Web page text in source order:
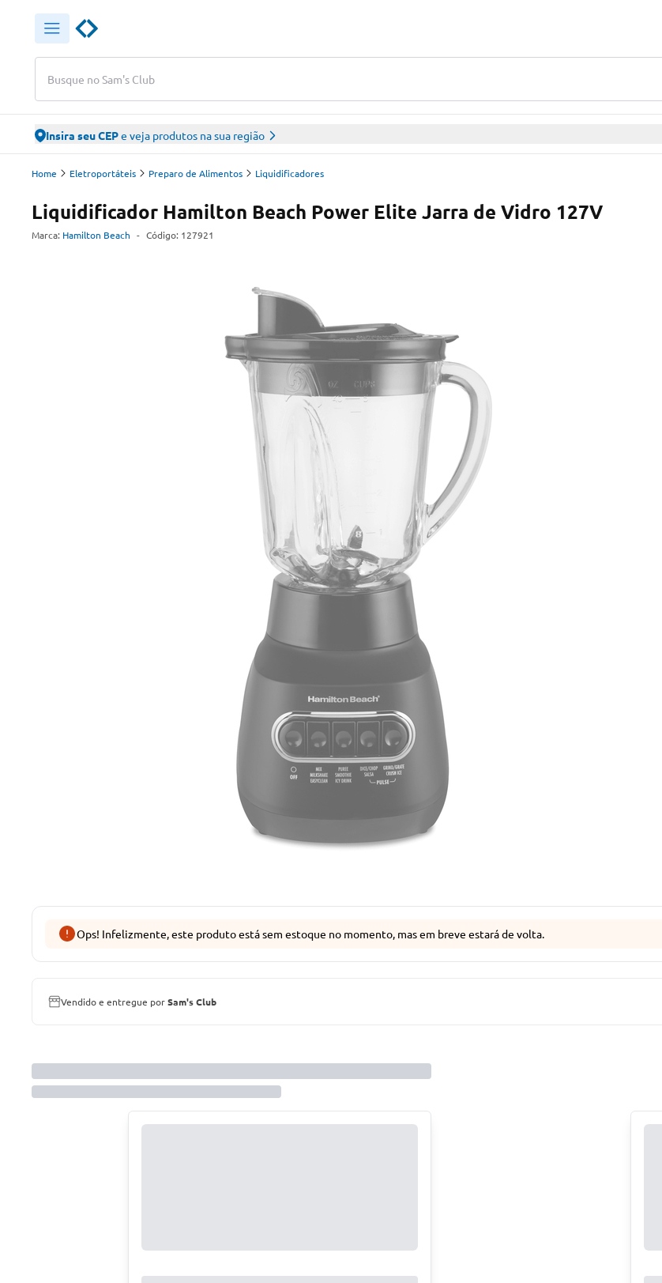
Busque no Sam's Club
Insira seu CEPe veja produtos na sua região
Home Eletroportáteis Preparo de Alimentos Liquidificadores
Liquidificador Hamilton Beach Power Elite Jarra de Vidro 127V
Marca: Hamilton Beach - Código: 127921
Ops! Infelizmente, este produto está sem estoque no momento, mas em breve estará de volta.
Vendido e entregue porSam's Club